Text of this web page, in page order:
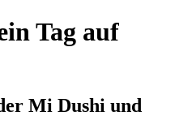
Tag auf
Mi Dushi und